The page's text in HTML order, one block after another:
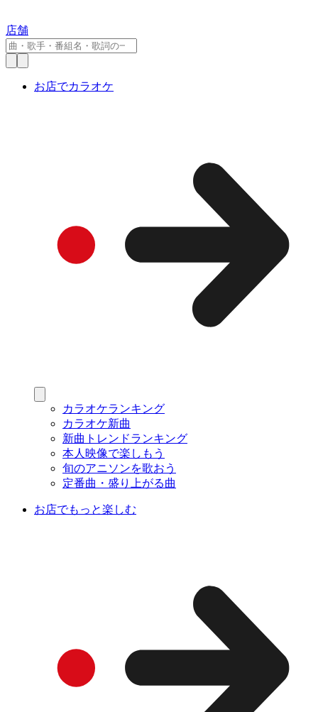
店舗
お店でカラオケ
カラオケランキング
カラオケ新曲
新曲トレンドランキング
本人映像で楽しもう
旬のアニソンを歌おう
定番曲・盛り上がる曲
お店でもっと楽しむ